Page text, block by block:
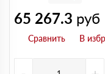
65 267.3 руб